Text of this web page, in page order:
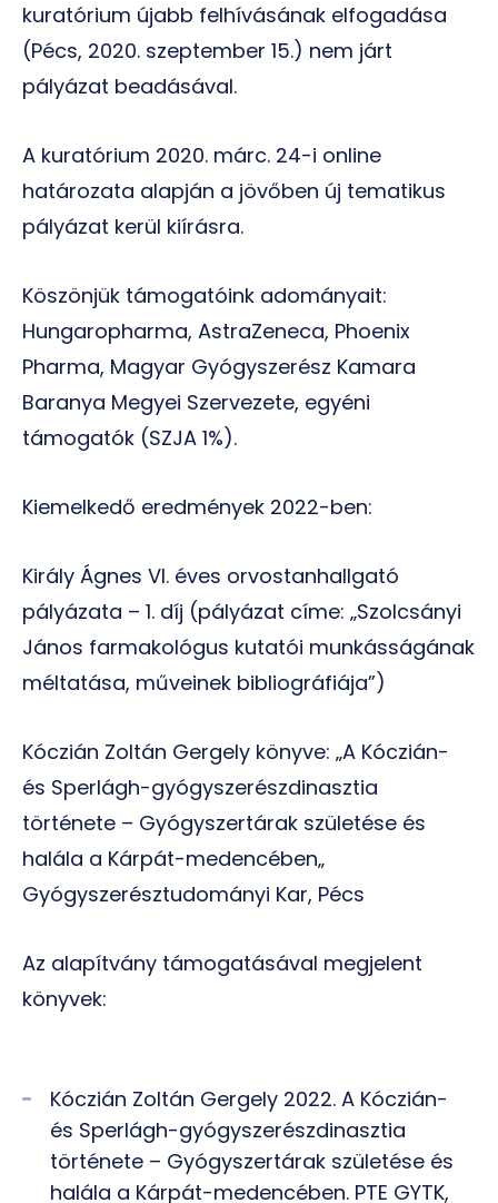
kuratórium újabb felhívásának elfogadása
(Pécs, 2020. szeptember 15.) nem járt
pályázat beadásával.
A kuratórium 2020. márc. 24-i online
határozata alapján a jövőben új tematikus
pályázat kerül kiírásra.
Köszönjük támogatóink adományait:
Hungaropharma, AstraZeneca, Phoenix
Pharma, Magyar Gyógyszerész Kamara
Baranya Megyei Szervezete, egyéni
támogatók (SZJA 1%).
Kiemelkedő eredmények 2022-ben:
Király Ágnes VI. éves orvostanhallgató
pályázata – 1. díj (pályázat címe: „Szolcsányi
János farmakológus kutatói munkásságának
méltatása, műveinek bibliográfiája”)
Kóczián Zoltán Gergely könyve: „A Kóczián-
és Sperlágh-gyógyszerészdinasztia
története – Gyógyszertárak születése és
halála a Kárpát-medencében„
Gyógyszerésztudományi Kar, Pécs
Az alapítvány támogatásával megjelent
könyvek:
Kóczián Zoltán Gergely 2022. A Kóczián-
és Sperlágh-gyógyszerészdinasztia
története – Gyógyszertárak születése és
halála a Kárpát-medencében. PTE GYTK,